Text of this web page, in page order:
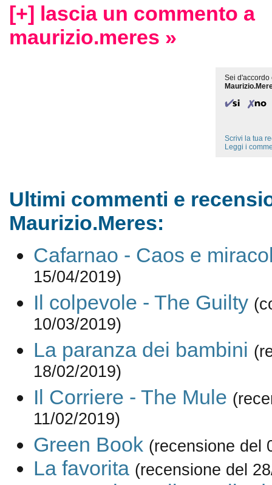
[+] lascia un commento a
maurizio.meres »
Sei d'accordo
Scrivi la tua
Leggi i
Ultimi commenti e
Maurizio.Meres:
Cafarnao - Caos e
15/04/2019)
Il colpevole - The Guilty
10/03/2019)
La paranza dei bambini
18/02/2019)
Il Corriere - The Mule
11/02/2019)
Green Book (recensione del
La favorita (recensione del